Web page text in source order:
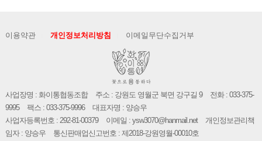
이용약관 개인정보처리방침 이메일무단수집거부
사업장명 : 화이통협동조합 주소 : 강원도 영월군 북면 강구길 9
전화 : 033-375-
9995
팩스 : 033-375-9996
대표자명 : 양승우
사업자등록번호 : 292-81-00379
이메일 : ysw3070@hanmail.net
개인정보관리책
임자 : 양승우
통신판매업신고번호 : 제2018-강원영월-00010호